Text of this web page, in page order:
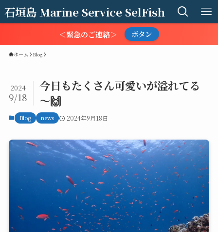
石垣島 Marine Service SelFish
＜緊急のご連絡＞ ボタン
ホーム Blog
今日もたくさん可愛いが溢れてる
～🙌
2024
9/18
Blog news 2024年9月18日